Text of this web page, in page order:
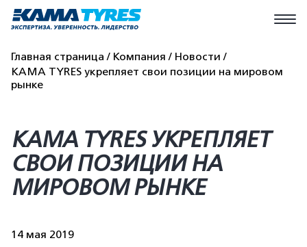
Главная страница Компания
Новости
KAMA TYRES укрепляет свои позиции на мировом
рынке
KAMA TYRES УКРЕПЛЯЕТ
СВОИ ПОЗИЦИИ НА
МИРОВОМ РЫНКЕ
14 мая 2019